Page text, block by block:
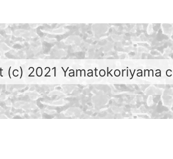
(c) 2021 Yamatokoriyama